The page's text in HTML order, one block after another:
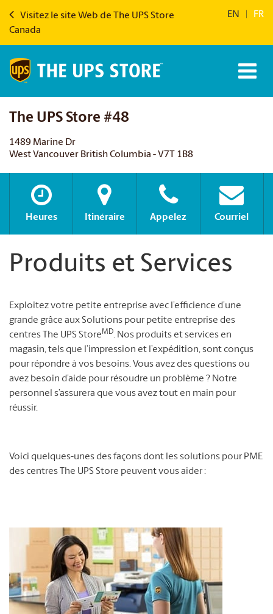
Visitez le site Web de The UPS Store
Canada
EN FR
The UPS Store #48
1489 Marine Dr
West Vancouver British Columbia - V7T 1B8
Heures Itinéraire Appelez Courriel
Produits et Services
Exploitez votre petite entreprise avec l’efficience d’une
grande grâce aux Solutions pour petite entreprise des
centres The UPS StoreMD. Nos produits et services en
magasin, tels que l’impression et l’expédition, sont conçus
pour répondre à vos besoins. Vous avez des questions ou
avez besoin d’aide pour résoudre un problème ? Notre
personnel s’assurera que vous avez tout en main pour
réussir.
Voici quelques-unes des façons dont les solutions pour PME
des centres The UPS Store peuvent vous aider :